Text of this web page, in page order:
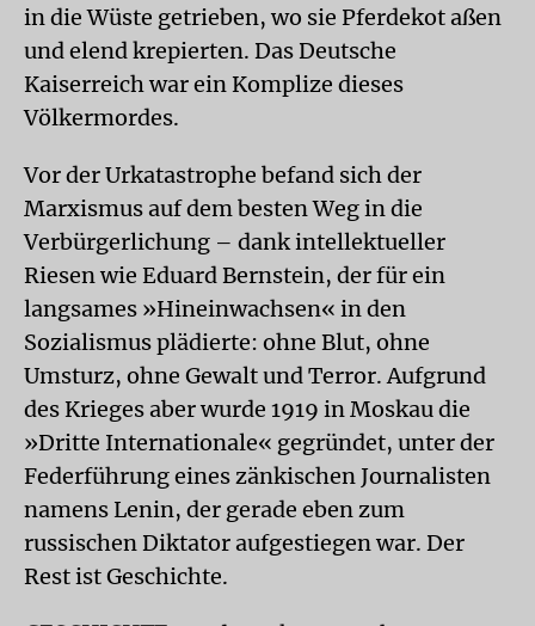
in die Wüste getrieben, wo sie Pferdekot aßen
und elend krepierten. Das Deutsche
Kaiserreich war ein Komplize dieses
Völkermordes.
Vor der Urkatastrophe befand sich der
Marxismus auf dem besten Weg in die
Verbürgerlichung – dank intellektueller
Riesen wie Eduard Bernstein, der für ein
langsames »Hineinwachsen« in den
Sozialismus plädierte: ohne Blut, ohne
Umsturz, ohne Gewalt und Terror. Aufgrund
des Krieges aber wurde 1919 in Moskau die
»Dritte Internationale« gegründet, unter der
Federführung eines zänkischen Journalisten
namens Lenin, der gerade eben zum
russischen Diktator aufgestiegen war. Der
Rest ist Geschichte.